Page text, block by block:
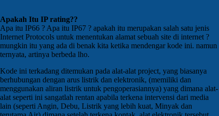
Apakah Itu IP rating??
Apa itu IP66 ? Apa itu IP67 ? apakah itu merupakan salah satu jenis
Internet Protocols untuk menentukan alamat sebuah site di internet ?
mungkin itu yang ada di benak kita ketika mendengar kode ini. namun
ternyata, artinya berbeda lho.
Kode ini terkadang ditemukan pada alat-alat project, yang biasanya
berhubungan dengan arus listrik dan elektronik, (memiliki dan
menggunakan aliran listrik untuk pengoperasiannya) yang dimana alat-
alat seperti ini sangatlah rentan apabila terkena intervensi dari media
lain (seperti Angin, Debu, Listrik yang lebih kuat, Minyak dan